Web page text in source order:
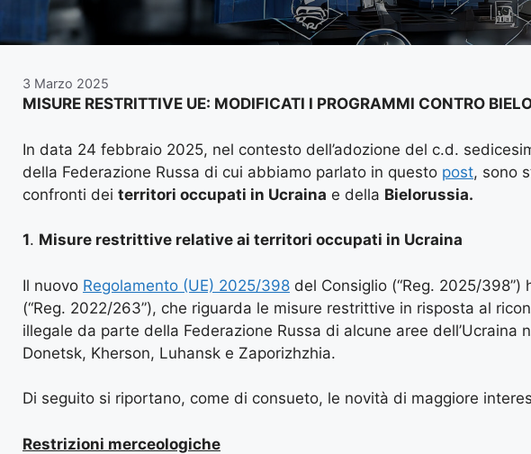
3 Marzo 2025
MISURE RESTRITTIVE UE: MODIFICATI I PROGRAMMI CONTRO
In data 24 febbraio 2025, nel contesto dell’adozione del c.d.
della Federazione Russa di cui abbiamo parlato in questo post, sono
confronti dei territori occupati in Ucraina e della Bielorussia.
1. Misure restrittive relative ai territori occupati in Ucraina
Il nuovo Regolamento (UE) 2025/398 del Consiglio (“Reg. 2025/398”)
(“Reg. 2022/263”), che riguarda le misure restrittive in risposta al
illegale da parte della Federazione Russa di alcune aree
Donetsk, Kherson, Luhansk e Zaporizhzhia.
Di seguito si riportano, come di consueto, le novità di maggiore
Restrizioni merceologiche